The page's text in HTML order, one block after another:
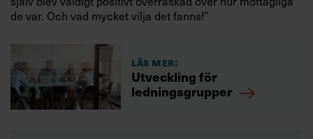
de var. Och vad mycket vilja det fanns!”
Läs mer:
Utveckling för
ledningsgrupper